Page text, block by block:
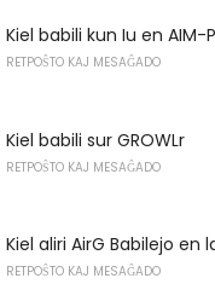
Kiel babili kun Iu en AIM-
RETPOŜTO KAJ MESAĜADO
Kiel babili sur GROWLr
RETPOŜTO KAJ MESAĜADO
Kiel aliri AirG Babilejo en
RETPOŜTO KAJ MESAĜADO